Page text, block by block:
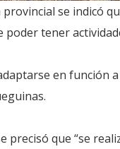
se indicó
tener
en función
precisó que “se